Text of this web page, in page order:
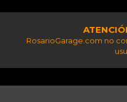
RosarioGarage.com no